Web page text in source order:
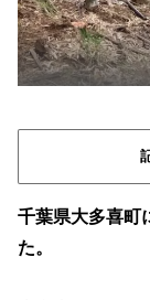
千葉県大多喜町
た。